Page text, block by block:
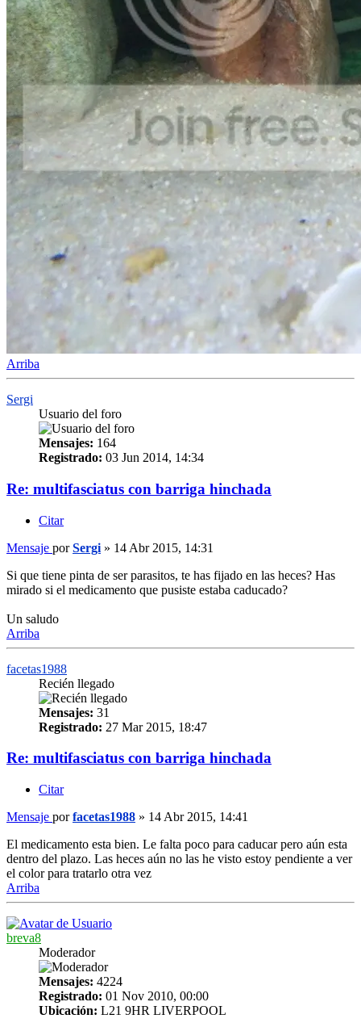
Arriba
Sergi
Usuario del foro
Mensajes: 164
Registrado: 03 Jun 2014, 14:34
Re: multifasciatus con barriga hinchada
Citar
Mensaje porSergi » 14 Abr 2015, 14:31
Si que tiene pinta de ser parasitos, te has fijado en las heces? Has
mirado si el medicamento que pusiste estaba caducado?
Un saludo
Arriba
facetas1988
Recién llegado
Mensajes: 31
Registrado: 27 Mar 2015, 18:47
Re: multifasciatus con barriga hinchada
Citar
Mensaje porfacetas1988 » 14 Abr 2015, 14:41
El medicamento esta bien. Le falta poco para caducar pero aún esta
dentro del plazo. Las heces aún no las he visto estoy pendiente a ver
el color para tratarlo otra vez
Arriba
breva8
Moderador
Mensajes: 4224
Registrado: 01 Nov 2010, 00:00
Ubicación: L21 9HR LIVERPOOL